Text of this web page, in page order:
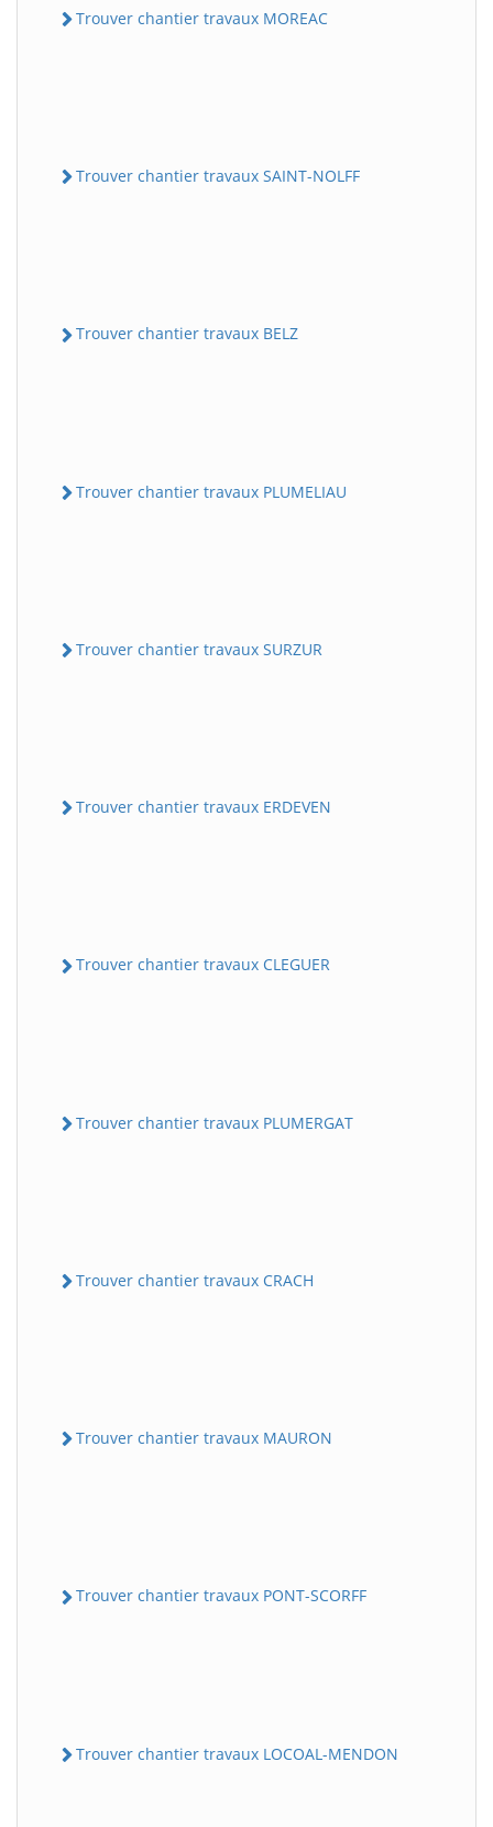
Trouver chantier travaux MOREAC
Trouver chantier travaux SAINT-NOLFF
Trouver chantier travaux BELZ
Trouver chantier travaux PLUMELIAU
Trouver chantier travaux SURZUR
Trouver chantier travaux ERDEVEN
Trouver chantier travaux CLEGUER
Trouver chantier travaux PLUMERGAT
Trouver chantier travaux CRACH
Trouver chantier travaux MAURON
Trouver chantier travaux PONT-SCORFF
Trouver chantier travaux LOCOAL-MENDON